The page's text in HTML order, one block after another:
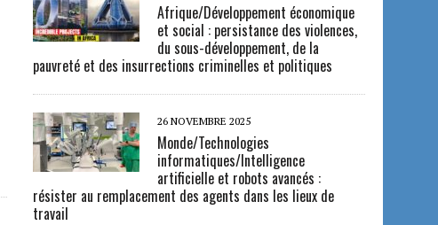
Afrique/Développement économique
et social : persistance des violences,
du sous-développement, de la
pauvreté et des insurrections criminelles et politiques
26 NOVEMBRE 2025
Monde/Technologies
informatiques/Intelligence
artificielle et robots avancés :
résister au remplacement des agents dans les lieux de
travail